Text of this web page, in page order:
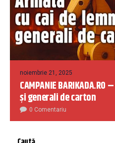
noiembrie 21, 2025
CAMPANIE
și generali de carton
0 Comentariu